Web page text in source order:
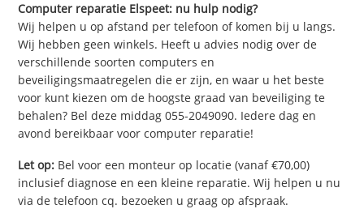
Computer reparatie Elspeet: nu hulp nodig?
Wij helpen u op afstand per telefoon of komen bij u langs.
Wij hebben geen winkels. Heeft u advies nodig over de
verschillende soorten computers en
beveiligingsmaatregelen die er zijn, en waar u het beste
voor kunt kiezen om de hoogste graad van beveiliging te
behalen? Bel deze middag 055-2049090. Iedere dag en
avond bereikbaar voor computer reparatie!
Let op: Bel voor een monteur op locatie (vanaf €70,00)
inclusief diagnose en een kleine reparatie. Wij helpen u nu
via de telefoon cq. bezoeken u graag op afspraak.